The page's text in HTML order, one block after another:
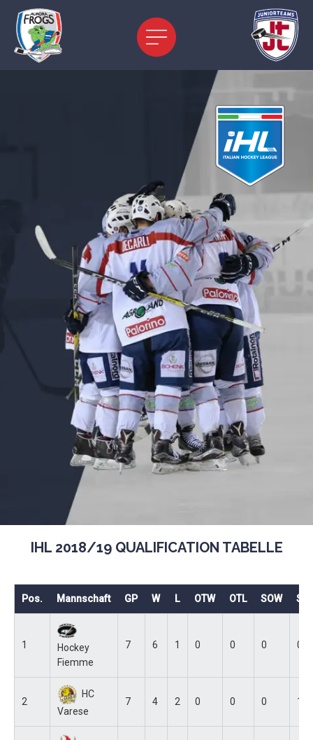
IHL 2018/19 QUALIFICATION TABELLE
Pos. Mannschaft GP W L OTW OTL SOW
1
Hockey
Fiemme
7 6 1 0 0 0 0
2
HC
Varese
7 4 2 0 0 0 1